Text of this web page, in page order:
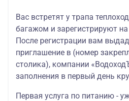
Вас встретят у трапа
багажом и зарегистрируют на
После регистрации вам
приглашение в (номер
столика), компании
заполнения в первый день
Первая услуга по питанию -